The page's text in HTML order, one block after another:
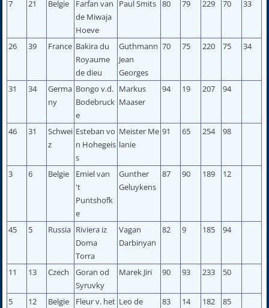
7 21 Belgie
Farfan van
de Miwaja
Hoeve
Paul Smits 80 79 229 70 33
26 39 France Bakira du
Royaume
de dieu
Guthmann
Jean
Georges
70 75 220 75 34
31 34
Germa
ny
Bongo v.d.
Bodebruck
e
Markus
Maaser
94 19 207 94
46 31
Schwei
z
Esteban vo
n Hohegeis
s
Meister Me
lanie
91 65 254 98
3 6 Belgie
Emiel van
't
Puntshofk
e
Gunther
Geluykens
87 90 189 12
45 5 Russia Riviera iz
Doma
Torra
Vagan
Darbinyan
82 9 185 94
11 13 Czech
Goran od
Syruvky
Marek Jiri 90 93 233 50
5 12 Belgie
Fleur v. het Leo de
83 14 182 85